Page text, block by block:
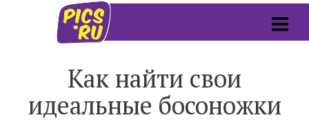
Как найти свои
идеальные босоножки